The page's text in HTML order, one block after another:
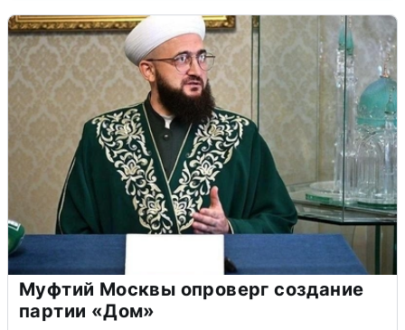
Муфтий Москвы опроверг создание
партии «Дом»